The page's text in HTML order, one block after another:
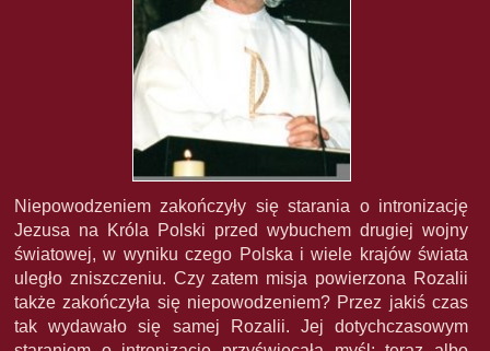
Niepowodzeniem zakończyły się starania o intronizację
Jezusa na Króla Polski przed wybuchem drugiej wojny
światowej, w wyniku czego Polska i wiele krajów świata
uległo zniszczeniu. Czy zatem misja powierzona Rozalii
także zakończyła się niepowodzeniem? Przez jakiś czas
tak wydawało się samej Rozalii. Jej dotychczasowym